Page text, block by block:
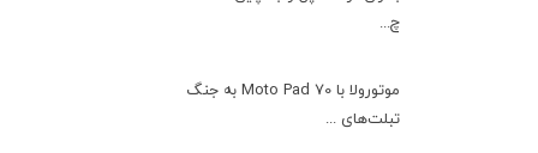
چ...
موتورولا با Moto Pad 70 به جنگ
تبلت‌های ...